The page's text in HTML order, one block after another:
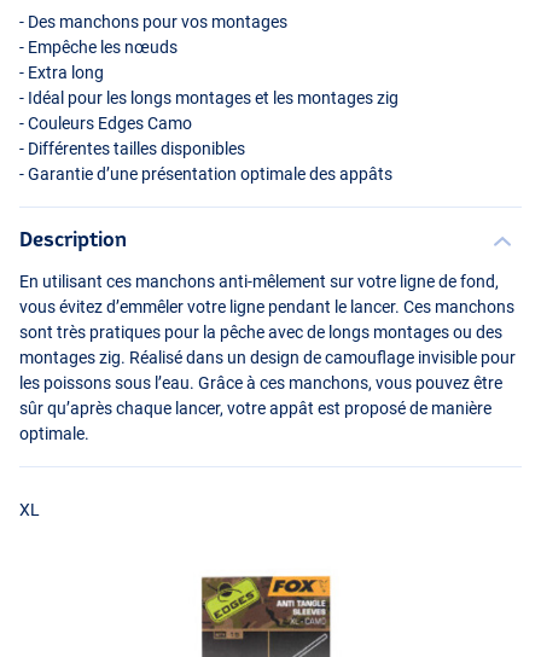
Normal
- Des manchons pour vos montages
- Empêche les nœuds
- Extra long
- Idéal pour les longs montages et les montages zig
- Couleurs Edges Camo
- Différentes tailles disponibles
- Garantie d’une présentation optimale des appâts
Description
En utilisant ces manchons anti-mêlement sur votre ligne de fond,
vous évitez d’emmêler votre ligne pendant le lancer. Ces manchons
sont très pratiques pour la pêche avec de longs montages ou des
montages zig. Réalisé dans un design de camouflage invisible pour
les poissons sous l’eau. Grâce à ces manchons, vous pouvez être
sûr qu’après chaque lancer, votre appât est proposé de manière
optimale.
XL